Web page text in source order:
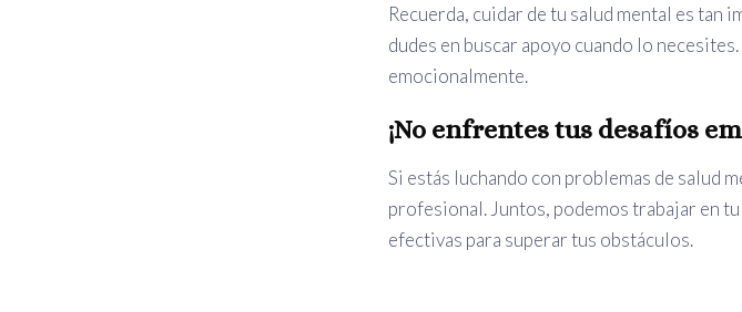
Recuerda, cuidar de tu salud mental es tan
dudes en buscar apoyo cuando lo
emocionalmente.
¡No enfrentes tus desafíos
Si estás luchando con problemas de salud
profesional. Juntos, podemos trabajar en
efectivas para superar tus obstáculos.